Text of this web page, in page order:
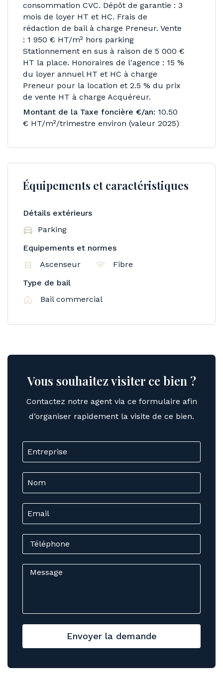
consommation CVC. Dépôt de garantie : 3
mois de loyer HT et HC. Frais de
rédaction de bail à charge Preneur. Vente
: 1 950 € HT/m² hors parking
Stationnement en sus à raison de 5 000 €
HT la place. Honoraires de l'agence : 15 %
du loyer annuel HT et HC à charge
Preneur pour la location et 2.5 % du prix
de vente HT à charge Acquéreur.
Montant de la Taxe foncière €/an: 10.50
€ HT/m²/trimestre environ (valeur 2025)
Équipements et caractéristiques
Détails extérieurs
Parking
Equipements et normes
Ascenseur
Fibre
Type de bail
Bail commercial
Vous souhaitez visiter ce bien ?
Contactez notre agent via ce formulaire afin
d’organiser rapidement la visite de ce bien.
Envoyer la demande